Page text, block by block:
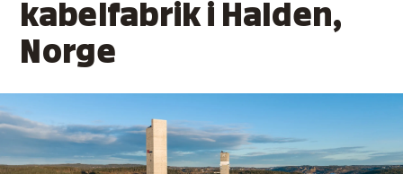
kabelfabrik i Halden,
Norge